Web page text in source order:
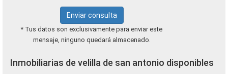
Enviar consulta
* Tus datos son exclusivamente para enviar este
mensaje, ninguno quedará almacenado.
Inmobiliarias de velilla de san antonio disponibles